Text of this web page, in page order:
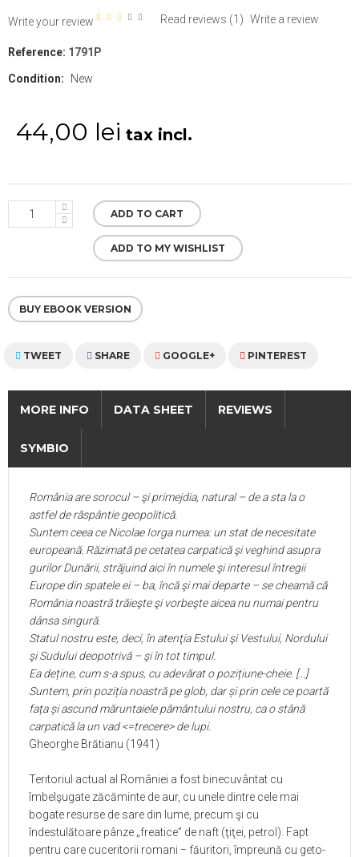
Write your review Read reviews (1) Write a review
Reference: 1791P
Condition: New
44,00 lei tax incl.
ADD TO CART
ADD TO MY WISHLIST
BUY EBOOK VERSION
TWEET SHARE GOOGLE+ PINTEREST
MORE INFO DATA SHEET REVIEWS
SYMBIO
România are sorocul – şi primejdia, natural – de a sta la o
astfel de răspântie geopolitică.
Suntem ceea ce Nicolae Iorga numea: un stat de necesitate
europeană. Răzimată pe cetatea carpatică şi veghind asupra
gurilor Dunării, străjuind aici în numele şi interesul întregii
Europe din spatele ei – ba, încă şi mai departe – se cheamă că
România noastră trăieşte şi vorbeşte aicea nu numai pentru
dânsa singură.
Statul nostru este, deci, în atenţia Estului şi Vestului, Nordului
şi Sudului deopotrivă – şi în tot timpul.
Ea deține, cum s-a spus, cu adevărat o pozițiune-cheie. […]
Suntem, prin poziția noastră pe glob, dar și prin cele ce poartă
fața și ascund măruntaiele pământului nostru, ca o stână
carpatică la un vad <=trecere> de lupi.
Gheorghe Brătianu (1941)
Teritoriul actual al României a fost binecuvântat cu
îmbelşugate zăcăminte de aur, cu unele dintre cele mai
bogate resurse de sare din lume, precum şi cu
îndestulătoare pânze „freatice” de naft (ţiţei, petrol). Fapt
pentru care cuceritorii romani − făuritori, împreună cu geto-